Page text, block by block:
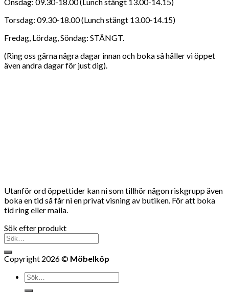
Torsdag: 09.30-18.00 (Lunch stängt 13.00-14.15)
Fredag, Lördag, Söndag: STÄNGT.
(Ring oss gärna några dagar innan och boka så håller vi öppet
även andra dagar för just dig).
Utanför ord öppettider kan ni som tillhör någon riskgrupp även
boka en tid så får ni en privat visning av butiken. För att boka
tid ring eller maila.
Sök efter produkt
Sök
efter:
Copyright 2026 © Möbelköp
Sök
efter: